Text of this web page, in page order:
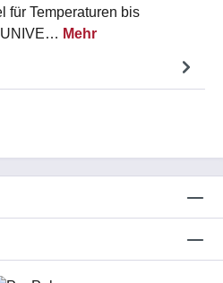
für Temperaturen bis
UNIVE… Mehr